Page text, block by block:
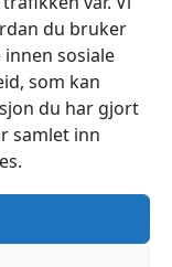
du bruker
sosiale
som kan
du har gjort
samlet inn